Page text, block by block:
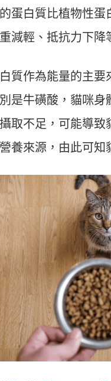
蛋白質比植物性
減輕、抵抗力下降
質作為能量的主
是牛磺酸，貓咪
取不足，可能導
養來源，由此可知